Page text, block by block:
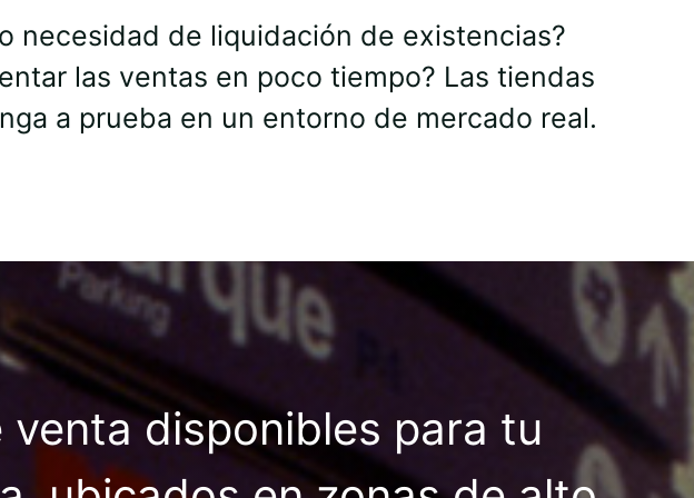
necesidad de liquidación de existencias?
las ventas en poco tiempo? Las tiendas
a prueba en un entorno de mercado real.
venta disponibles para tu